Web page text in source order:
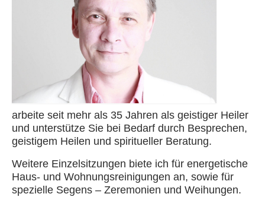
arbeite seit mehr als 35 Jahren als geistiger Heiler
und unterstütze Sie bei Bedarf durch Besprechen,
geistigem Heilen und spiritueller Beratung.
Weitere Einzelsitzungen biete ich für energetische
Haus- und Wohnungsreinigungen an, sowie für
spezielle Segens – Zeremonien und Weihungen.